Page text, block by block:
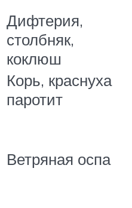
Дифтерия,
столбняк,
коклюш
Корь, краснуха
паротит
Ветряная оспа